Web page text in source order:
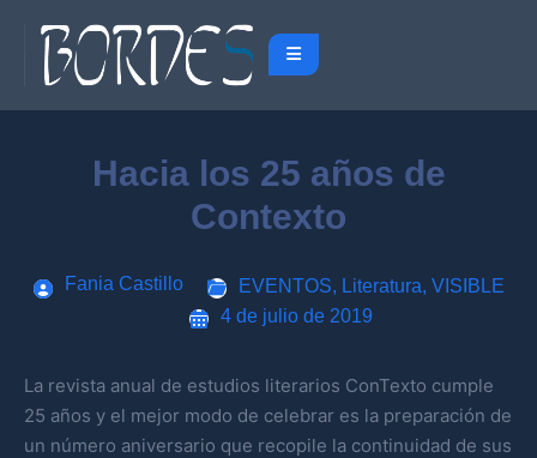
Hacia los 25 años de
Contexto
Fania Castillo EVENTOS, Literatura, VISIBLE
4 de julio de 2019
La revista anual de estudios literarios ConTexto cumple
25 años y el mejor modo de celebrar es la preparación de
un número aniversario que recopile la continuidad de sus